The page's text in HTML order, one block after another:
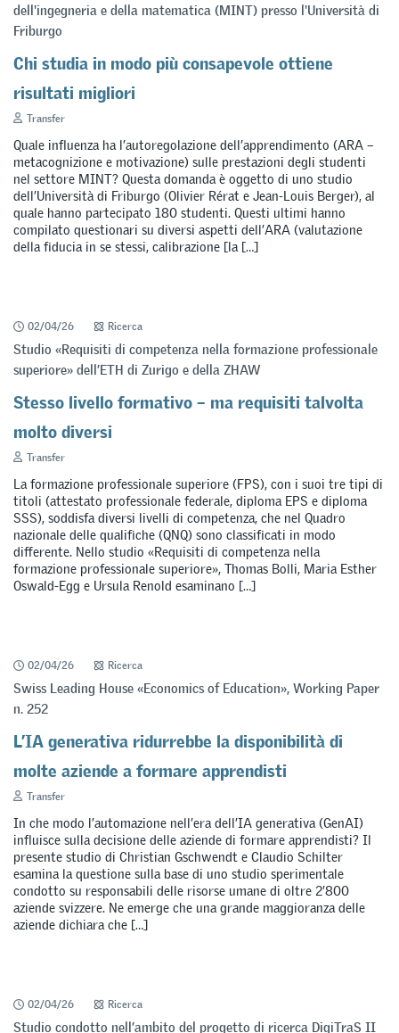
dell'ingegneria e della matematica (MINT) presso l'Università di
Friburgo
Chi studia in modo più consapevole ottiene
risultati migliori
Transfer
Quale influenza ha l’autoregolazione dell’apprendimento (ARA –
metacognizione e motivazione) sulle prestazioni degli studenti
nel settore MINT? Questa domanda è oggetto di uno studio
dell’Università di Friburgo (Olivier Rérat e Jean-Louis Berger), al
quale hanno partecipato 180 studenti. Questi ultimi hanno
compilato questionari su diversi aspetti dell’ARA (valutazione
della fiducia in se stessi, calibrazione [la […]
02/04/26 Ricerca
Studio «Requisiti di competenza nella formazione professionale
superiore» dell’ETH di Zurigo e della ZHAW
Stesso livello formativo – ma requisiti talvolta
molto diversi
Transfer
La formazione professionale superiore (FPS), con i suoi tre tipi di
titoli (attestato professionale federale, diploma EPS e diploma
SSS), soddisfa diversi livelli di competenza, che nel Quadro
nazionale delle qualifiche (QNQ) sono classificati in modo
differente. Nello studio «Requisiti di competenza nella
formazione professionale superiore», Thomas Bolli, Maria Esther
Oswald-Egg e Ursula Renold esaminano […]
02/04/26 Ricerca
Swiss Leading House «Economics of Education», Working Paper
n. 252
L’IA generativa ridurrebbe la disponibilità di
molte aziende a formare apprendisti
Transfer
In che modo l’automazione nell’era dell’IA generativa (GenAI)
influisce sulla decisione delle aziende di formare apprendisti? Il
presente studio di Christian Gschwendt e Claudio Schilter
esamina la questione sulla base di uno studio sperimentale
condotto su responsabili delle risorse umane di oltre 2’800
aziende svizzere. Ne emerge che una grande maggioranza delle
aziende dichiara che […]
02/04/26 Ricerca
Studio condotto nell’ambito del progetto di ricerca DigiTraS II